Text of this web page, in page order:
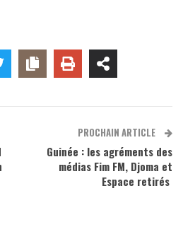
PROCHAIN ARTICLE
Guinée : les agréments des
médias Fim FM, Djoma et
Espace retirés